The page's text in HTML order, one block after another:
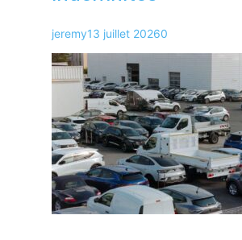
jeremy13 juillet 20260